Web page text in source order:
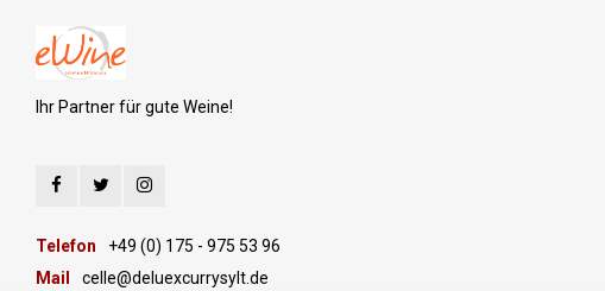
Ihr Partner für gute Weine!
Telefon
+49 (0) 175 - 975 53 96
Mail
celle@deluexcurrysylt.de